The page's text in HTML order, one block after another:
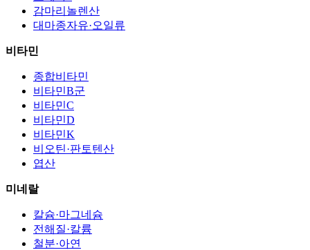
감마리놀렌산
대마종자유·오일류
비타민
종합비타민
비타민B군
비타민C
비타민D
비타민K
비오틴·판토텐산
엽산
미네랄
칼슘·마그네슘
전해질·칼륨
철분·아연